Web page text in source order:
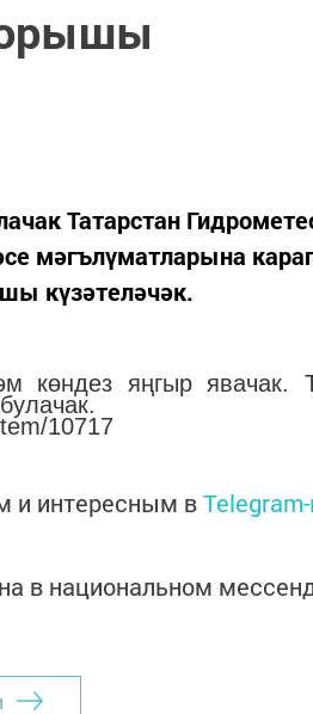
Татарстан
мәгълүматларына
күзәтеләчәк.
көндез яңгыр явачак.
10717
и интересным в
в национальном